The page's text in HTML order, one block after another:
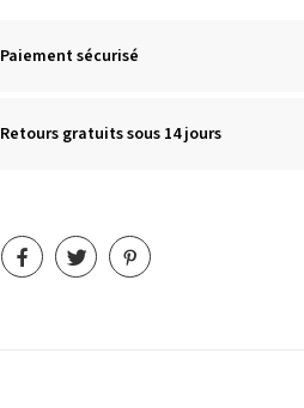
Paiement sécurisé
Retours gratuits sous 14 jours